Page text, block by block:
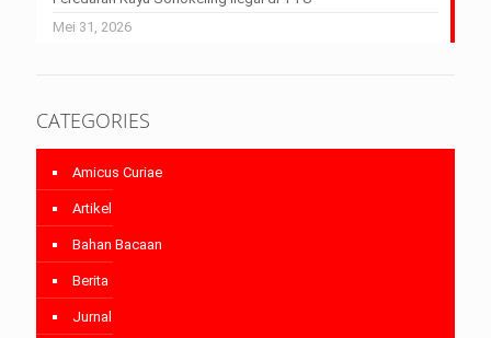
Mei 31, 2026
CATEGORIES
Amicus Curiae
Artikel
Bahan Bacaan
Berita
Jurnal